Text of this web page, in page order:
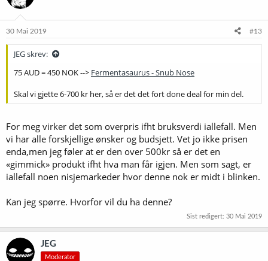
o
e
30 Mai 2019 #13
JEG skrev:
75 AUD = 450 NOK --> Fermentasaurus - Snub Nose
Skal vi gjette 6-700 kr her, så er det det fort done deal for min del.
For meg virker det som overpris ifht bruksverdi iallefall. Men
vi har alle forskjellige ønsker og budsjett. Vet jo ikke prisen
enda,men jeg føler at er den over 500kr så er det en
«gimmick» produkt ifht hva man får igjen. Men som sagt, er
iallefall noen nisjemarkeder hvor denne nok er midt i blinken.
Kan jeg spørre. Hvorfor vil du ha denne?
Sist redigert: 30 Mai 2019
JEG
Moderator